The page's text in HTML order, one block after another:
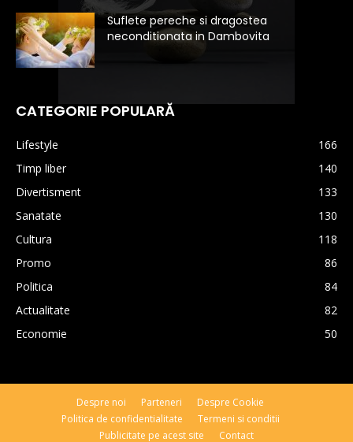
Suflete pereche si dragostea
neconditionata in Dambovita
CATEGORIE POPULARĂ
Lifestyle
166
Timp liber
140
Divertisment
133
Sanatate
130
Cultura
118
Promo
86
Politica
84
Actualitate
82
Economie
50
Despre noi Parteneri
Despre Cookie
Politica de confidentialitate
Termeni si conditii
Publicitate pe acest site
Contact